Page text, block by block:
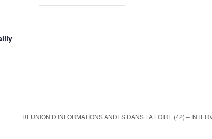
RÉUNION D’INFORMATIONS ANDES DANS LA LOIRE (42) –